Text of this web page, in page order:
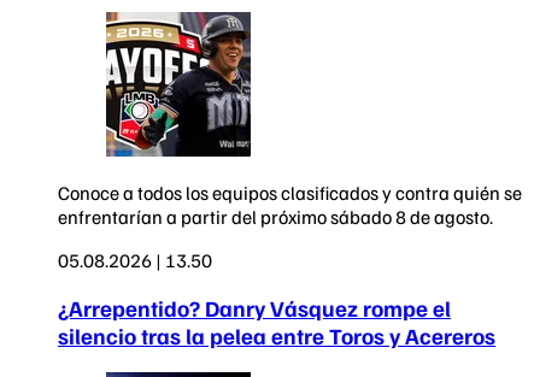
Conoce a todos los equipos clasificados y contra quién se
enfrentarían a partir del próximo sábado 8 de agosto.
05.08.2026 | 13.50
¿Arrepentido? Danry Vásquez rompe el
silencio tras la pelea entre Toros y Acereros